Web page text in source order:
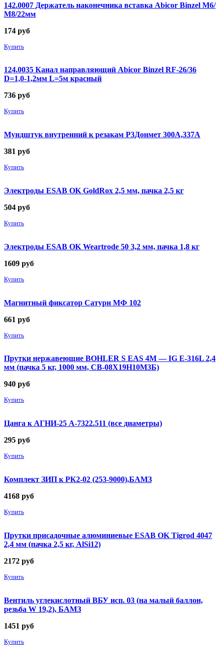
142.0007 Держатель наконечника вставка Abicor Binzel М6/
М8/22мм
174 руб
Купить
124.0035 Канал направляющий Abicor Binzel RF-26/36
D=1,0-1,2мм L=5м красный
736 руб
Купить
Мундштук внутренний к резакам Р3Донмет 300А,337А
381 руб
Купить
Электроды ESAB OK GoldRox 2,5 мм, пачка 2,5 кг
504 руб
Купить
Электроды ESAB OK Weartrode 50 3,2 мм, пачка 1,8 кг
1609 руб
Купить
Магнитный фиксатор Сатурн МФ 102
661 руб
Купить
Прутки нержавеющие BOHLER S EAS 4M — IG E-316L 2,4
мм (пачка 5 кг, 1000 мм, СВ-08Х19Н10М3Б)
940 руб
Купить
Цанга к АГНИ-25 А-7322.511 (все диаметры)
295 руб
Купить
Комплект ЗИП к РК2-02 (253-9000),БАМЗ
4168 руб
Купить
Прутки присадочные алюминиевые ESAB OK Tigrod 4047
2,4 мм (пачка 2,5 кг, AlSi12)
2172 руб
Купить
Вентиль углекислотный ВБУ исп. 03 (на малый баллон,
резьба W 19,2), БАМЗ
1451 руб
Купить